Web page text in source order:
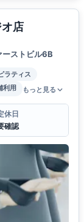
店
ストビル6B
ラティス
利用 もっと見る
休日
確認